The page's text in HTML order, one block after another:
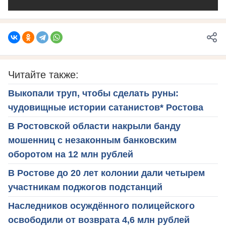
Читайте также:
Выкопали труп, чтобы сделать руны:
чудовищные истории сатанистов* Ростова
В Ростовской области накрыли банду
мошенниц с незаконным банковским
оборотом на 12 млн рублей
В Ростове до 20 лет колонии дали четырем
участникам поджогов подстанций
Наследников осуждённого полицейского
освободили от возврата 4,6 млн рублей